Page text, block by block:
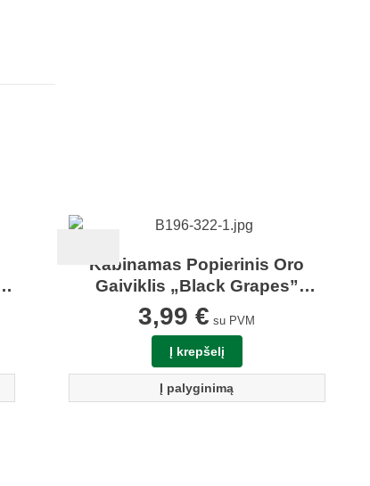
Kabinamas Popierinis Oro
Gaiviklis „Black Grapes”
Aromatic 89
3,99€ su PVM
Į krepšelį
Į palyginimą